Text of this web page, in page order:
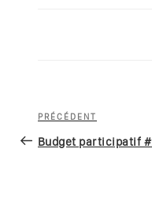
Navigation
de
Article
précédent
PRÉCÉDENT
Budget participatif